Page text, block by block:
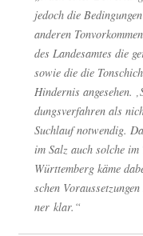
jedoch die
ande­ren
des Lan­des­am­tes die
sowie die die
Hin­der­nis ange­se­hen.
dungs­ver­fah­ren als
Such­lauf not­wen­dig.
im Salz auch sol­che
Würt­tem­berg käme
schen
ner klar.“